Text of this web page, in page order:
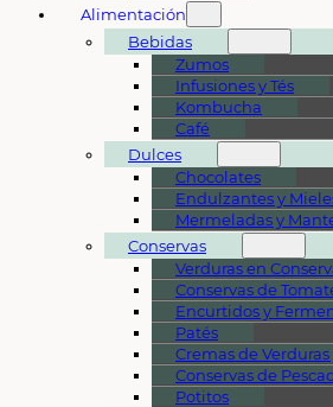
Alimentación
Bebidas
Zumos
Infusiones y Tés
Kombucha
Café
Dulces
Chocolates
Endulzantes y
Mermeladas y
Conservas
Verduras en
Conservas de
Encurtidos y
Patés
Cremas de Verduras
Conservas de
Potitos